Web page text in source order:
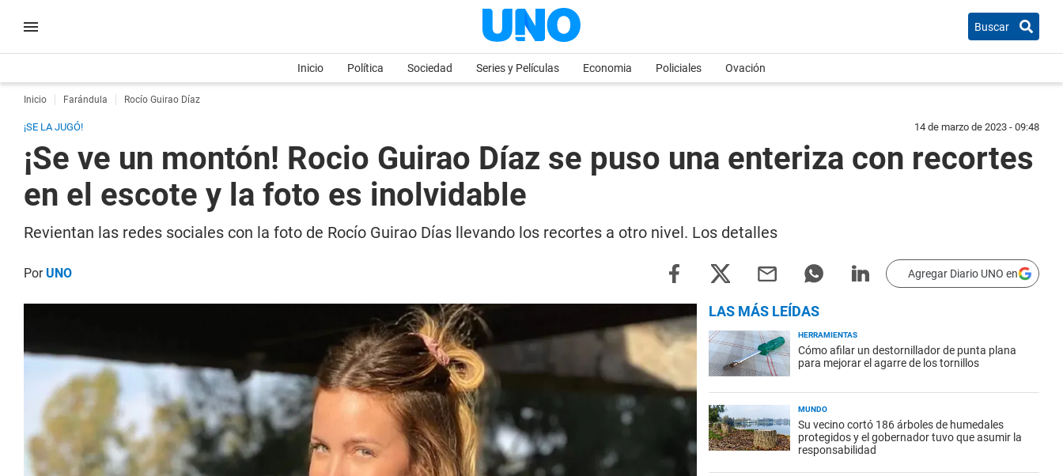
Buscar
Inicio Política Sociedad Series y Películas Economia Policiales Ovación
Inicio Farándula Rocío Guirao Díaz
¡SE LA JUGÓ! 14 de marzo de 2023 - 09:48
¡Se ve un montón! Rocio Guirao Díaz se puso una enteriza con recortes
en el escote y la foto es inolvidable
Revientan las redes sociales con la foto de Rocío Guirao Días llevando los recortes a otro nivel. Los detalles
PorUNO Agregar Diario UNO en
LAS MÁS LEÍDAS
HERRAMIENTAS
Cómo afilar un destornillador de punta plana
para mejorar el agarre de los tornillos
MUNDO
Su vecino cortó 186 árboles de humedales
protegidos y el gobernador tuvo que asumir la
responsabilidad